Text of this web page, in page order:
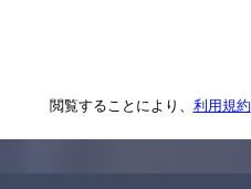
や営業時間などの掲載情報については、
閲覧することにより、 利用規約